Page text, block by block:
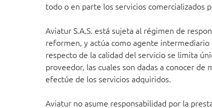
todo o en parte los servicios comercializados
Aviatur S.A.S. está sujeta al régimen de
reformen, y actúa como agente
respecto de la calidad del servicio se limita
proveedor, las cuales son dadas a conocer
efectúe de los servicios adquiridos.
Aviatur no asume responsabilidad por la